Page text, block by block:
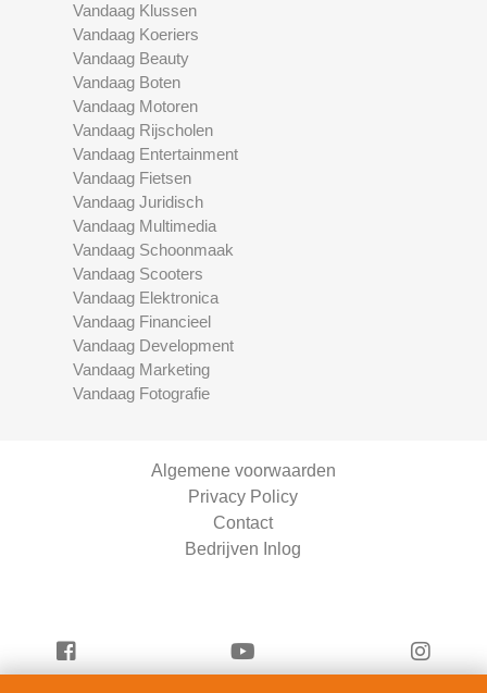
Vandaag Klussen
Vandaag Koeriers
Vandaag Beauty
Vandaag Boten
Vandaag Motoren
Vandaag Rijscholen
Vandaag Entertainment
Vandaag Fietsen
Vandaag Juridisch
Vandaag Multimedia
Vandaag Schoonmaak
Vandaag Scooters
Vandaag Elektronica
Vandaag Financieel
Vandaag Development
Vandaag Marketing
Vandaag Fotografie
Algemene voorwaarden
Privacy Policy
Contact
Bedrijven Inlog